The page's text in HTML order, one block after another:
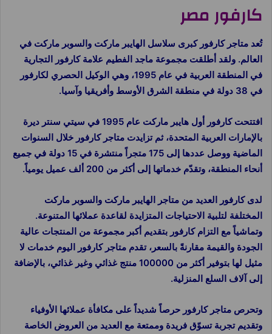
كارفور مصر
تُعد متاجر كارفور كبرى سلاسل الهايبر ماركت والسوبر ماركت في
العالم. ولقد أطلقت مجموعة ماجد الفطيم علامة كارفور التجارية
في المنطقة العربية في عام 1995، وهي الوكيل الحصري لكارفور
في 38 دولة في منطقة الشرق الأوسط وأفريقيا وآسيا.
افتتحت كارفور أول هايبر ماركت عام 1995 في سيتي سنتر ديرة
بالإمارات العربية المتحدة، ثم تزايدت متاجر كارفور خلال السنوات
الماضية ووصل عددها إلى 175 متجراً منتشرة في 15 دولة في جميع
أنحاء المنطقة، وتقدّم خدماتها إلى أكثر من 200 ألف عميل يومياً.
لدى كارفور العديد من متاجر الهايبر ماركت والسوبر ماركت
المختلفة لتلبية الاحتياجات المتزايدة لقاعدة عملائها المتنوعة.
وتماشياً مع التزام كارفور بتقديم أكبر مجموعة من المنتجات عالية
الجودة والقيمة مقارنةً بالسعر، تقدم متاجر كارفور اليوم خدمات لا
مثيل لها بتوفير أكثر من 100000 منتج غذائي وغير غذائي، بالإضافة
إلى آلاف السلع المنزلية.
وتحرص متاجر كارفور حرصاً شديداً على مكافأة عملائها الأوفياء
وتقديم تجربة تسوّق فريدة وممتعة مع العديد من العروض الخاصة